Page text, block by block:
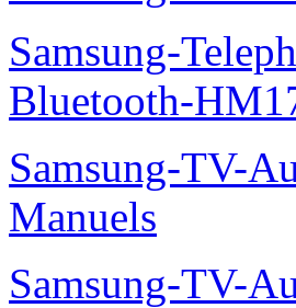
Samsung-
Bluetooth-
Samsung-TV-
Manuels
Samsung-TV-